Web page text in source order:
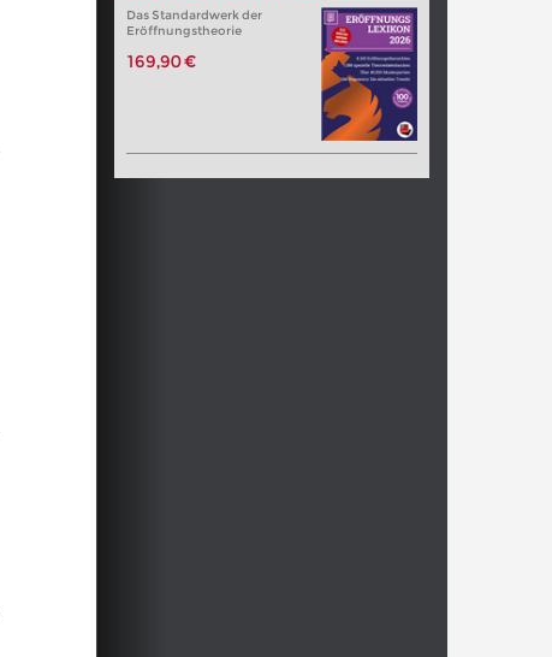
Das Standardwerk der
Eröffnungstheorie
169,90 €